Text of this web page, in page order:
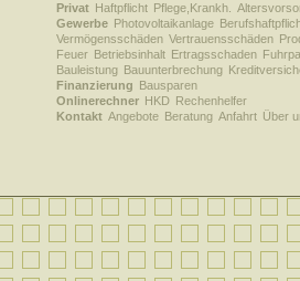
Privat Haftpflicht Pflege,Krankh.
Gewerbe Photovoltaikanlage
Vermögensschäden Vertrauensschäden
Feuer Betriebsinhalt Ertragsschaden
Bauleistung Bauunterbrechung
Finanzierung Bausparen
Onlinerechner HKD Rechenhelfer
Kontakt Angebote Beratung Anfahrt Über